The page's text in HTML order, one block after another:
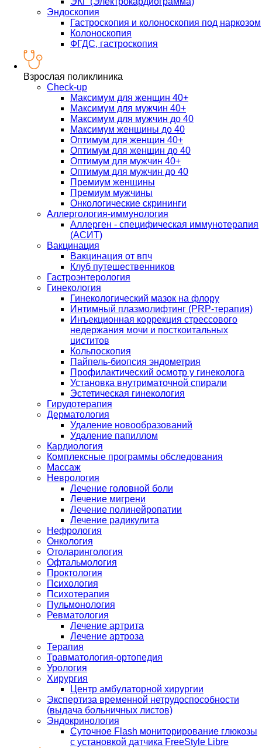
Эндоскопия
Гастроскопия и колоноскопия под наркозом
Колоноскопия
ФГДС, гастроскопия
Взрослая поликлиника
Check-up
Максимум для женщин 40+
Максимум для мужчин 40+
Максимум для мужчин до 40
Максимум женщины до 40
Оптимум для женщин 40+
Оптимум для женщин до 40
Оптимум для мужчин 40+
Оптимум для мужчин до 40
Премиум женщины
Премиум мужчины
Онкологические скрининги
Аллергология-иммунология
Аллерген - специфическая иммунотерапия
(АСИТ)
Вакцинация
Вакцинация от впч
Клуб путешественников
Гастроэнтерология
Гинекология
Гинекологический мазок на флору
Интимный плазмолифтинг (PRP-терапия)
Инъекционная коррекция стрессового
недержания мочи и посткоитальных
циститов
Кольпоскопия
Пайпель-биопсия эндометрия
Профилактический осмотр у гинеколога
Установка внутриматочной спирали
Эстетическая гинекология
Гирудотерапия
Дерматология
Удаление новообразований
Удаление папиллом
Кардиология
Комплексные программы обследования
Массаж
Неврология
Лечение головной боли
Лечение мигрени
Лечение полинейропатии
Лечение радикулита
Нефрология
Онкология
Отоларингология
Офтальмология
Проктология
Психология
Психотерапия
Пульмонология
Ревматология
Лечение артрита
Лечение артроза
Терапия
Травматология-ортопедия
Урология
Хирургия
Центр амбулаторной хирургии
Экспертиза временной нетрудоспособности
(выдача больничных листов)
Эндокринология
Суточное Flash мониторирование глюкозы
с установкой датчика FreeStyle Libre